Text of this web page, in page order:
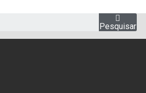
Pesquisar